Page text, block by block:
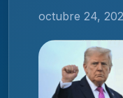
octubre 24,